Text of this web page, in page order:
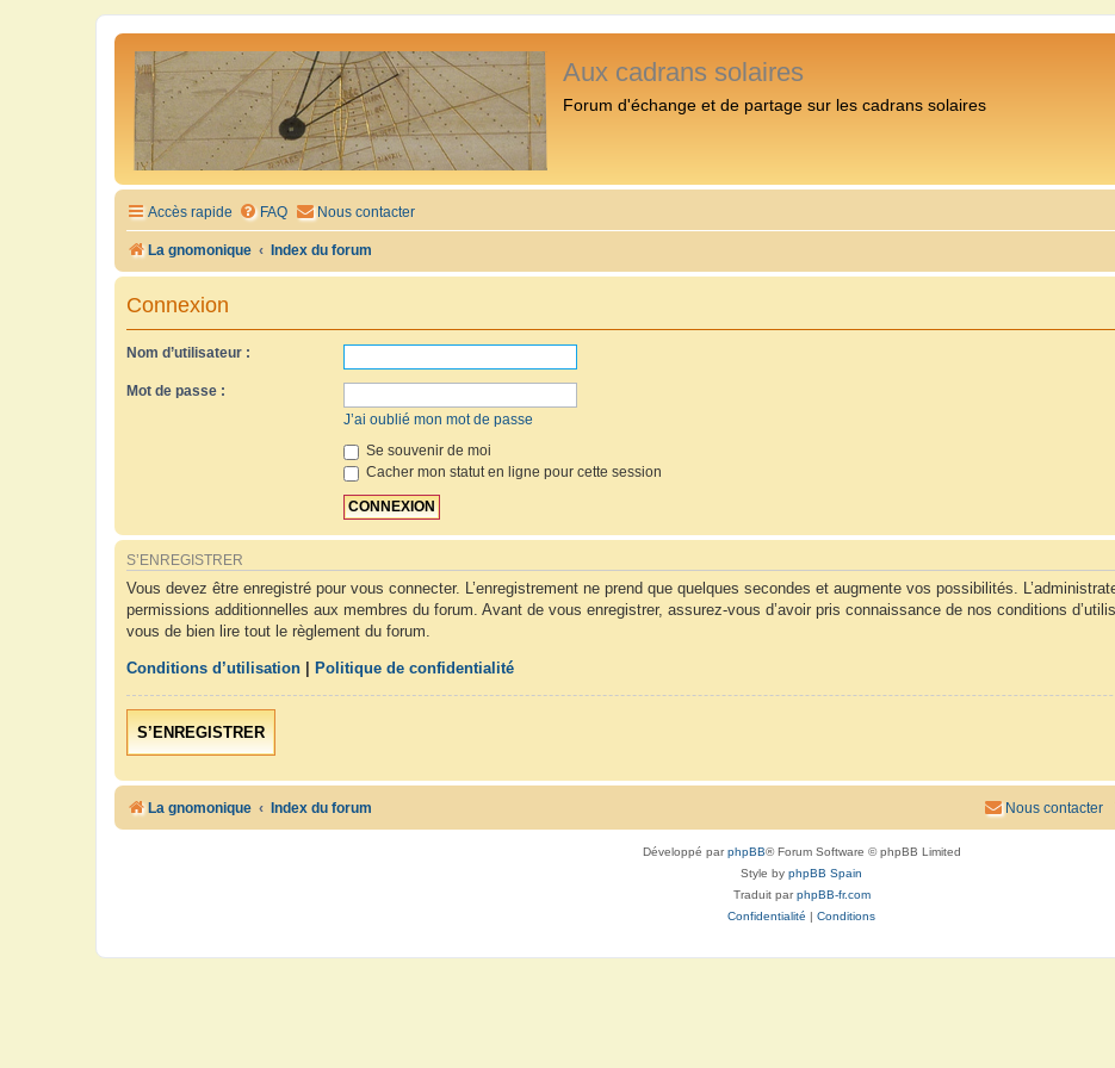
Aux cadrans solaires
Forum d'échange et de partage sur les cadrans solaires
Accès rapide FAQ Nous contacter
La gnomonique Index du forum
Connexion
Nom d’utilisateur :
Mot de passe :
J’ai oublié mon mot de passe
Se souvenir de moi
Cacher mon statut en ligne pour cette session
S’ENREGISTRER
Vous devez être enregistré pour vous connecter. L’enregistrement ne prend que quelques secondes et augmente vos possibilités.
permissions additionnelles aux membres du forum. Avant de vous enregistrer, assurez-vous d’avoir pris connaissance de nos conditions
vous de bien lire tout le règlement du forum.
Conditions d’utilisation Politique de confidentialité
S’ENREGISTRER
La gnomonique Index du forum Nous contacter
Développé parphpBB® Forum Software © phpBB Limited
Style by phpBB Spain
Traduit parphpBB-fr.com
Confidentialité
Conditions